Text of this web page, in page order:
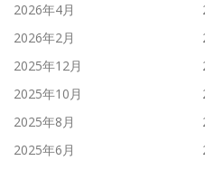
2026年4月
2026年2月
2025年12月
2025年10月
2025年8月
2025年6月